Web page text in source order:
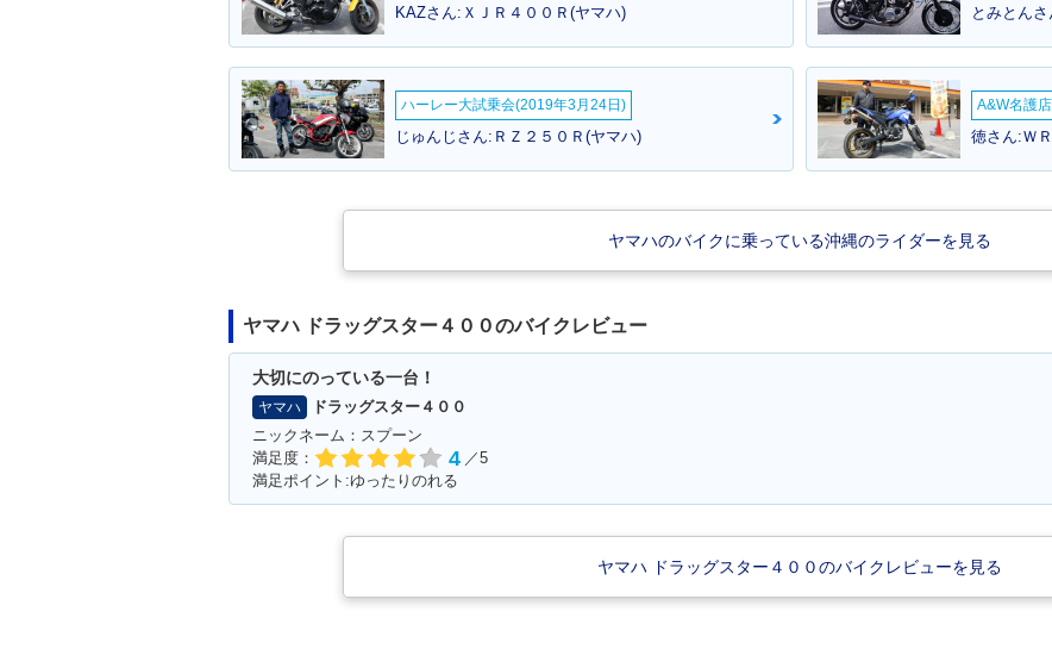
2007年 DragStar 400・
カラーチェンジ
2006年 DragStar 400・
2005年 DragStar 400・
2004年 DragStar 400・
カラーチェンジ
2003年
カラーチェンジ
カラーチェンジ
KAZさん:ＸＪＲ４００Ｒ(ヤマハ) とみとん
ハーレー大試乗会(2019年3月24日)
じゅんじさん:ＲＺ２５０Ｒ(ヤマハ)
A&W名護
徳さん:Ｗ
ヤマハのバイクに乗っている沖縄のライダーを見る
ヤマハ ドラッグスター４００のバイクレビュー
大切にのっている一台！
ヤマハ
ドラッグスター４００
ニックネーム：スプーン
満足度：
4 ／5
満足ポイント:ゆったりのれる
ヤマハ ドラッグスター４００のバイクレビューを見る